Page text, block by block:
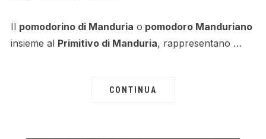
Il pomodorino di Manduria o pomodoro Manduriano
insieme al Primitivo di Manduria, rappresentano …
CONTINUA